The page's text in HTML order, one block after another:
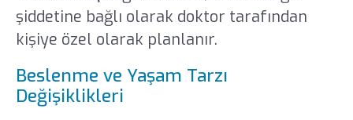
şiddetine bağlı olarak doktor tarafından
kişiye özel olarak planlanır.
Beslenme ve Yaşam Tarzı
Değişiklikleri